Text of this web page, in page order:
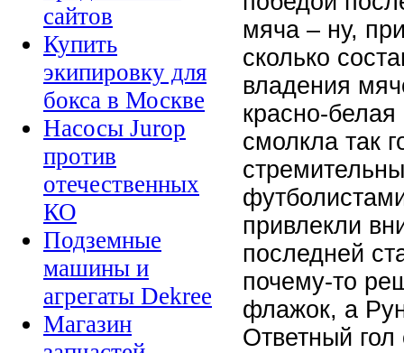
сайтов
Купить
экипировку для
бокса в Москве
Насосы Jurop
против
отечественных
КО
Подземные
машины и
агрегаты Dekree
Магазин
мяча – ну,
сколько
владения
красно-
смолкла так
привлекли
последней
почему-то
флажок, а
Ответный гол